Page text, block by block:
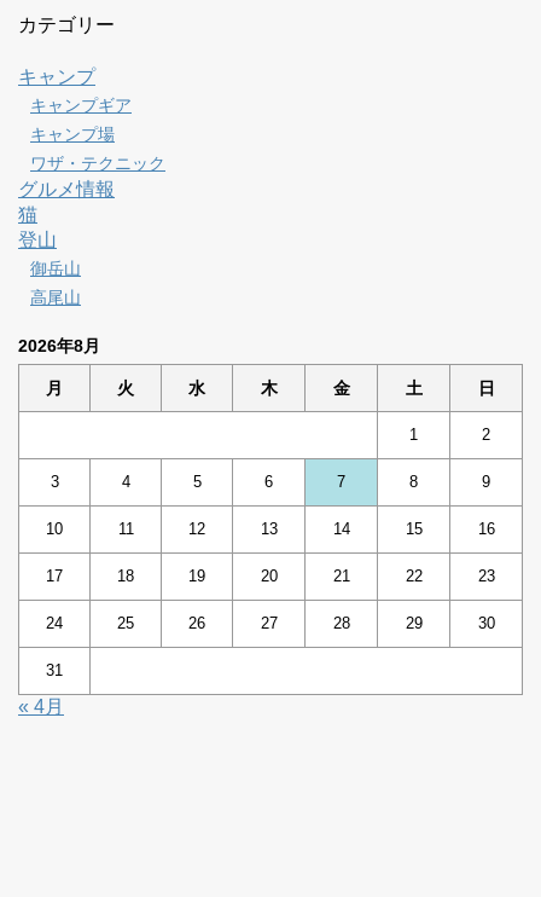
カテゴリー
キャンプ
キャンプギア
キャンプ場
ワザ・テクニック
グルメ情報
猫
登山
御岳山
高尾山
2026年8月
月 火 水 木 金 土 日
1 2
3 4 5 6 7 8 9
10 11 12 13 14 15 16
17 18 19 20 21 22 23
24 25 26 27 28 29 30
31
« 4月